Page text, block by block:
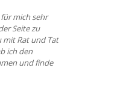
mich sehr
Seite zu
mit Rat und Tat
ich den
und finde